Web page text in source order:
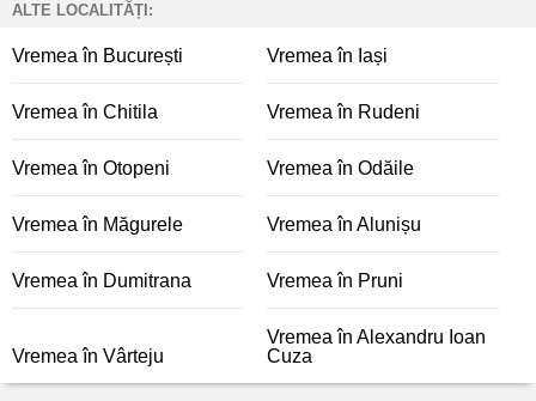
ALTE LOCALITĂȚI:
Vremea în București Vremea în Iași
Vremea în Chitila Vremea în Rudeni
Vremea în Otopeni Vremea în Odăile
Vremea în Măgurele Vremea în Alunișu
Vremea în Dumitrana Vremea în Pruni
Vremea în Vârteju
Vremea în Alexandru Ioan
Cuza